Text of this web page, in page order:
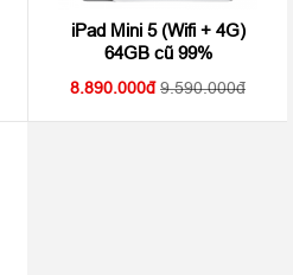
iPad Mini 5 (Wifi + 4G)
64GB cũ 99%
8.890.000 9.590.000